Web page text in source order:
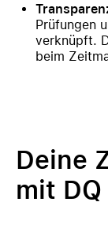
Prüfungen
verknüpft.
beim
Deine
mit